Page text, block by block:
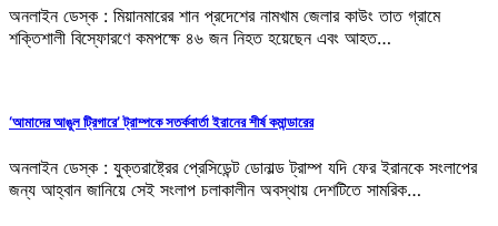
অনলাইন ডেস্ক : মিয়ানমারের শান প্রদেশের নামখাম জেলার কাউং তাত গ্রামে
শক্তিশালী বিস্ফোরণে কমপক্ষে ৪৬ জন নিহত হয়েছেন এবং আহত…
‘আমাদের আঙুল ট্রিগারে’ ট্রাম্পকে সতর্কবার্তা ইরানের শীর্ষ কমান্ডারের
অনলাইন ডেস্ক : যুক্তরাষ্ট্রের প্রেসিডেন্ট ডোনাল্ড ট্রাম্প যদি ফের ইরানকে সংলাপের
জন্য আহ্বান জানিয়ে সেই সংলাপ চলাকালীন অবস্থায় দেশটিতে সামরিক…